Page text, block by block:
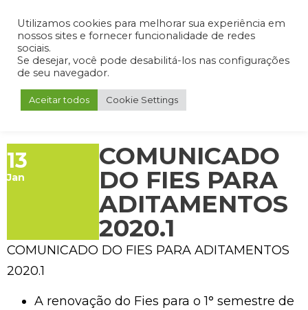
Admin Portal do Aluno Portal do Professor Portal do Coordenador
13
Jan
COMUNICADO
DO FIES PARA
ADITAMENTOS
2020.1
COMUNICADO DO FIES PARA ADITAMENTOS
2020.1
A renovação do Fies para o 1° semestre de
Utilizamos cookies para melhorar sua experiência em
nossos sites e fornecer funcionalidade de redes
sociais.
Se desejar, você pode desabilitá-los nas configurações
de seu navegador.
Aceitar todos Cookie Settings